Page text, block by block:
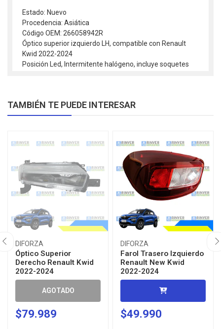
Estado: Nuevo
Procedencia: Asiática
Código OEM: 266058942R
Óptico superior izquierdo LH, compatible con Renault
Kwid 2022-2024
Posición Led, Intermitente halógeno, incluye soquetes
TAMBIÉN TE PUEDE INTERESAR
DIFORZA
Óptico Superior
Derecho Renault Kwid
2022-2024
AGOTADO
$79.989
DIFORZA
Farol Trasero Izquierdo
Renault New Kwid
2022-2024
$49.990